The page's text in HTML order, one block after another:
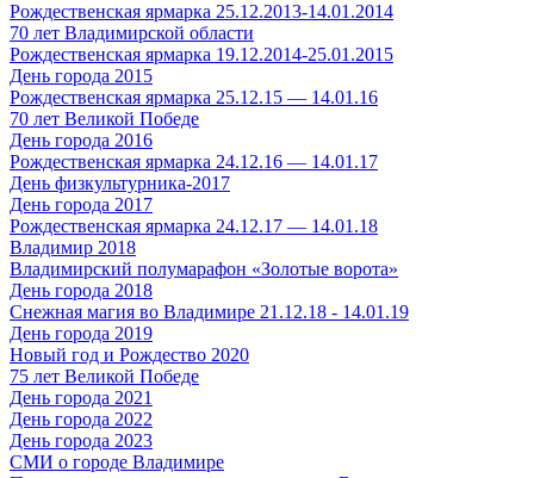
Рождественская ярмарка 25.12.2013-14.01.2014
70 лет Владимирской области
Рождественская ярмарка 19.12.2014-25.01.2015
День города 2015
Рождественская ярмарка 25.12.15 — 14.01.16
70 лет Великой Победе
День города 2016
Рождественская ярмарка 24.12.16 — 14.01.17
День физкультурника-2017
День города 2017
Рождественская ярмарка 24.12.17 — 14.01.18
Владимир 2018
Владимирский полумарафон «Золотые ворота»
День города 2018
Снежная магия во Владимире 21.12.18 - 14.01.19
День города 2019
Новый год и Рождество 2020
75 лет Великой Победе
День города 2021
День города 2022
День города 2023
СМИ о городе Владимире